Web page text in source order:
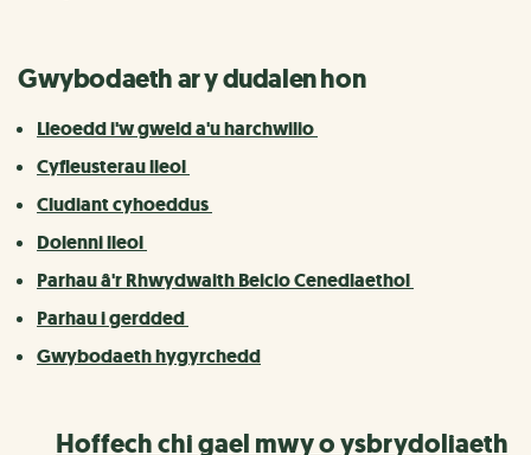
Gwybodaeth ar y dudalen hon
Lleoedd i'w gweld a'u harchwilio
Cyfleusterau lleol
Cludiant cyhoeddus
Dolenni lleol
Parhauâ'r Rhwydwaith Beicio Cenedlaethol
Parhau i gerdded
Gwybodaeth hygyrchedd
Hoffech chi gael mwy o ysbrydoliaeth